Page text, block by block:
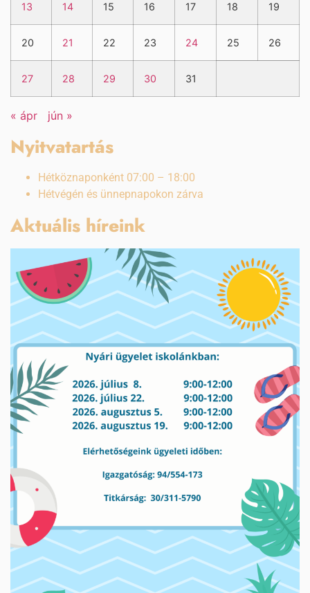
13 14 15 16 17 18 19
20 21 22 23 24 25 26
27 28 29 30 31
« ápr jún »
Nyitvatartás
Hétköznaponként 07:00 – 18:00
Hétvégén és ünnepnapokon zárva
Aktuális híreink